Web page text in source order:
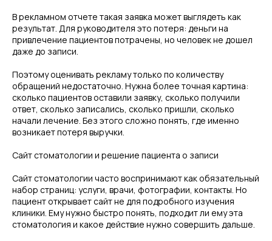
В рекламном отчете такая заявка может выглядеть как
результат. Для руководителя это потеря: деньги на
привлечение пациентов потрачены, но человек не дошел
даже до записи.
Поэтому оценивать рекламу только по количеству
обращений недостаточно. Нужна более точная картина:
сколько пациентов оставили заявку, сколько получили
ответ, сколько записались, сколько пришли, сколько
начали лечение. Без этого сложно понять, где именно
возникает потеря выручки.
Сайт стоматологии и решение пациента о записи
Сайт стоматологии часто воспринимают как обязательный
набор страниц: услуги, врачи, фотографии, контакты. Но
пациент открывает сайт не для подробного изучения
клиники. Ему нужно быстро понять, подходит ли ему эта
стоматология и какое действие нужно совершить дальше.